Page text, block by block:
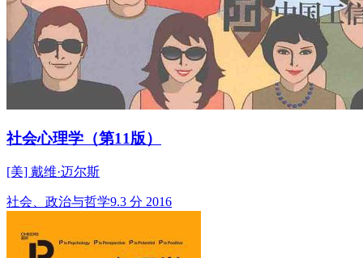
社会心理学（第11版）
[美] 戴维·迈尔斯
社会、政治与哲学9.3 分 2016